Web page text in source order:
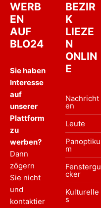
WERB
EN
AUF
BLO24
Sie haben
Interesse
auf
unserer
Plattform
zu
werben?
Dann
zögern
Sie nicht
und
kontaktier
BEZIR
K
LIEZE
N
ONLIN
E
Nachricht
en
Leute
Panoptiku
m
Fenstergu
cker
Kulturelle
s